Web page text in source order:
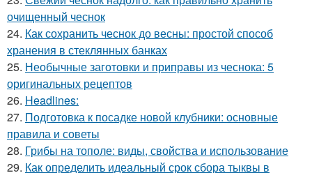
очищенный чеснок
24. Как сохранить чеснок до весны: простой способ
хранения в стеклянных банках
25. Необычные заготовки и приправы из чеснока: 5
оригинальных рецептов
26. Headlines:
27. Подготовка к посадке новой клубники: основные
правила и советы
28. Грибы на тополе: виды, свойства и использование
29. Как определить идеальный срок сбора тыквы в